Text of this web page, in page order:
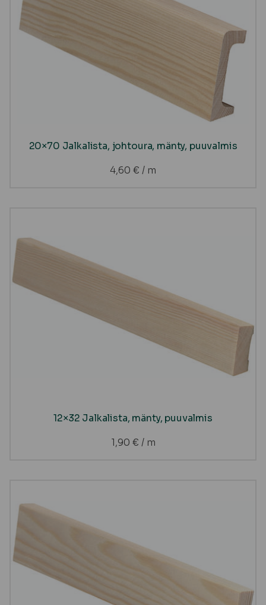
20×70 Jalkalista, johtoura, mänty, puuvalmis
4,60 € / m
12×32 Jalkalista, mänty, puuvalmis
1,90 € / m